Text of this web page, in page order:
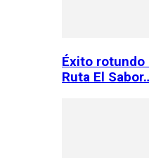
Éxito rotundo
Ruta El